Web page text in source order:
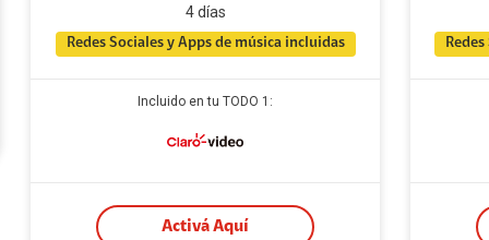
4 días
Redes Sociales y Apps de música incluidas
Incluido en tu TODO 1:
Activá Aquí